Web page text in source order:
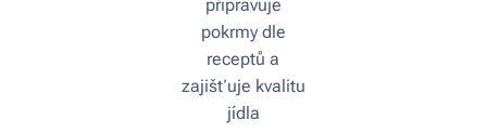
připravuje
pokrmy dle
receptů a
zajišťuje kvalitu
jídla